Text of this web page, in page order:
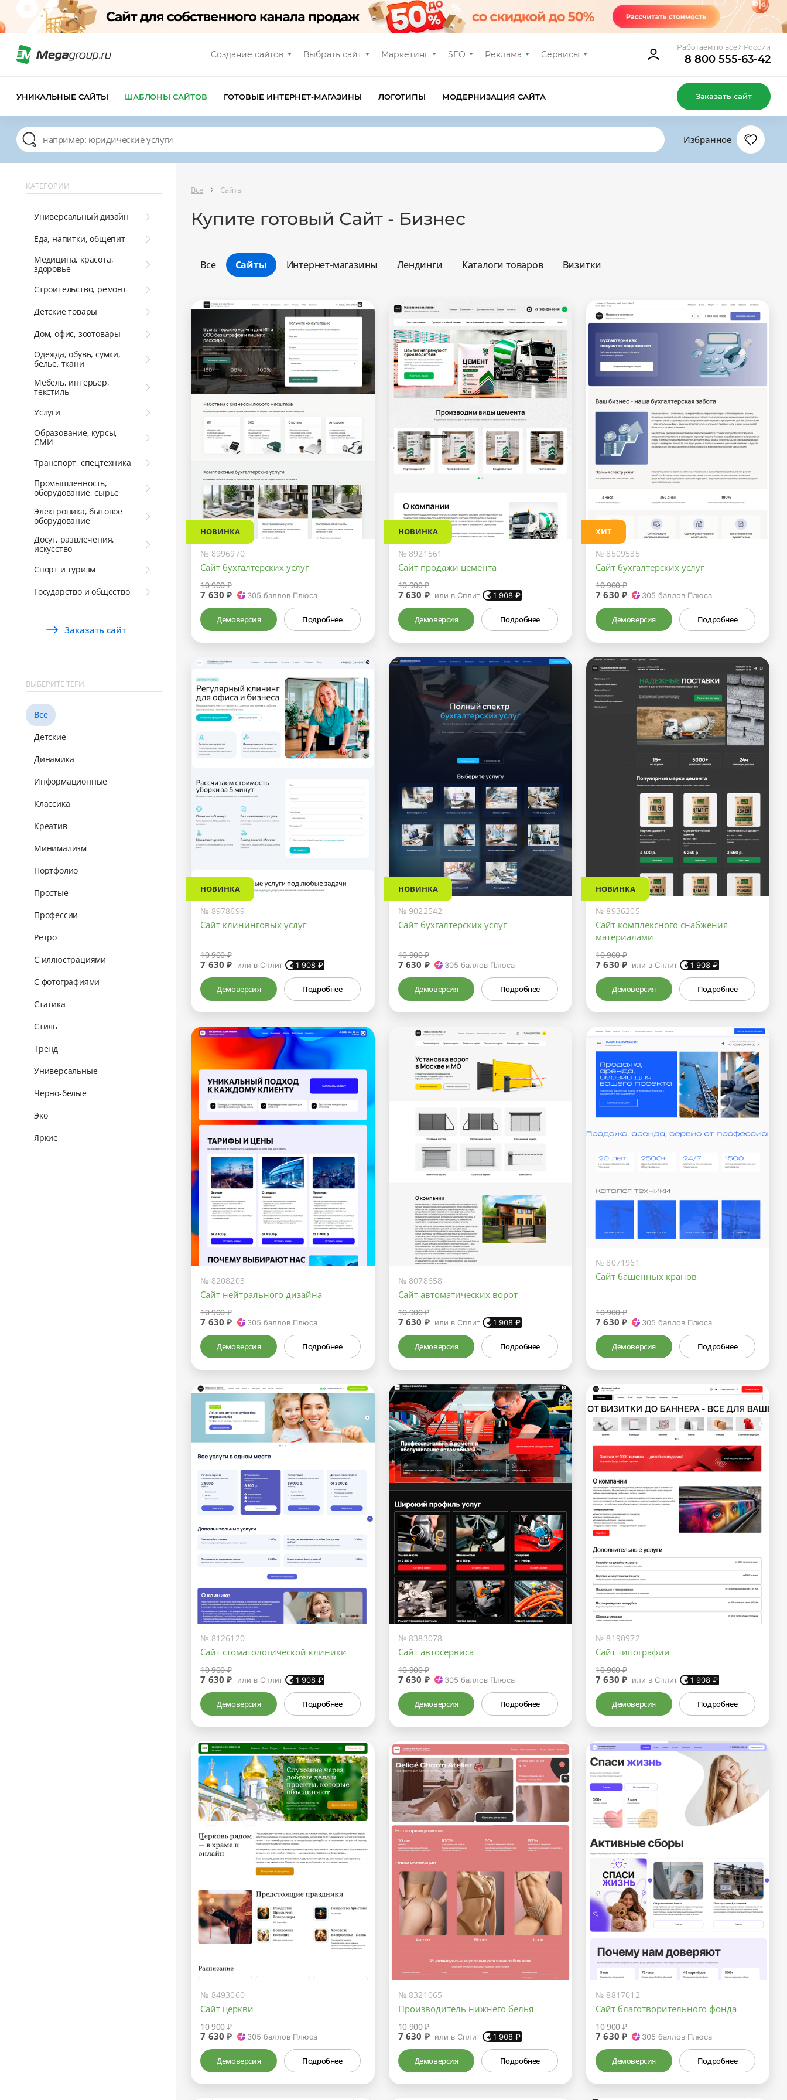
Создание сайтов Выбрать сайт Маркетинг SEO Реклама Сервисы
Работаем по всей России
8 800 555-63-42
УНИКАЛЬНЫЕ САЙТЫ ШАБЛОНЫ САЙТОВ ГОТОВЫЕ ИНТЕРНЕТ-МАГАЗИНЫ ЛОГОТИПЫ МОДЕРНИЗАЦИЯ САЙТА Заказать сайт
Избранное
КАТЕГОРИИ
Универсальный дизайн
Еда, напитки, общепит
Медицина, красота,
здоровье
Строительство, ремонт
Детские товары
Дом, офис, зоотовары
Одежда, обувь, сумки,
белье, ткани
Мебель, интерьер,
текстиль
Услуги
Образование, курсы,
СМИ
Транспорт, спецтехника
Промышленность,
оборудование, сырье
Электроника, бытовое
оборудование
Досуг, развлечения,
искусство
Спорт и туризм
Государство и общество
Заказать сайт
ВЫБЕРИТЕ ТЕГИ
Все
Детские
Динамика
Информационные
Классика
Креатив
Минимализм
Портфолио
Простые
Профессии
Ретро
С иллюстрациями
С фотографиями
Статика
Стиль
Тренд
Универсальные
Черно-белые
Эко
Яркие
Все Сайты
Купите готовый Сайт - Бизнес
Все Сайты
Оптимальный
Максимальный
Интернет-магазины Лендинги Каталоги товаров Визитки
НОВИНКА
№ 8996970
Сайт бухгалтерских услуг
10 900 ₽
7 630 ₽ 305 баллов Плюса
Демоверсия Подробнее
НОВИНКА
№ 8921561
Сайт продажи цемента
10 900 ₽
7 630 ₽ или в Сплит 1 908 ₽
Демоверсия Подробнее
ХИТ
№ 8509535
Сайт бухгалтерских услуг
10 900 ₽
7 630 ₽ 305 баллов Плюса
Демоверсия Подробнее
НОВИНКА
№ 8978699
Сайт клининговых услуг
10 900 ₽
7 630 ₽ или в Сплит 1 908₽
Демоверсия Подробнее
НОВИНКА
№ 9022542
Сайт бухгалтерских услуг
10 900 ₽
7 630 ₽ 305 баллов Плюса
Демоверсия Подробнее
НОВИНКА
№ 8936205
Сайт комплексного снабжения
материалами
10 900 ₽
7 630 ₽ или в Сплит 1 908 ₽
Демоверсия Подробнее
№ 8208203
Сайт нейтрального дизайна
10 900 ₽
7 630 ₽ 305 баллов Плюса
Демоверсия Подробнее
№ 8078658
Сайт автоматических ворот
10 900 ₽
7 630 ₽ или в Сплит 1 908 ₽
Демоверсия Подробнее
№ 8071961
Сайт башенных кранов
10 900 ₽
7 630 ₽ 305 баллов Плюса
Демоверсия Подробнее
№ 8126120
Сайт стоматологической клиники
10 900 ₽
7 630 ₽ или в Сплит 1 908₽
Демоверсия Подробнее
№ 8383078
Сайт автосервиса
10 900 ₽
7 630 ₽ 305 баллов Плюса
Демоверсия Подробнее
№ 8190972
Сайт типографии
10 900 ₽
7 630 ₽ или в Сплит 1 908 ₽
Демоверсия Подробнее
№ 8493060
Сайт церкви
10 900 ₽
7 630 ₽ 305 баллов Плюса
Демоверсия Подробнее
№ 8321065
Производитель нижнего белья
10 900 ₽
7 630 ₽ или в Сплит 1 908 ₽
Демоверсия Подробнее
№ 8817012
Сайт благотворительного фонда
10 900 ₽
7 630 ₽ 305 баллов Плюса
Демоверсия Подробнее